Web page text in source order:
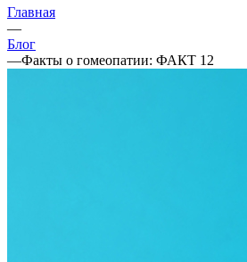
Главная
—
Блог
—Факты о гомеопатии: ФАКТ 12